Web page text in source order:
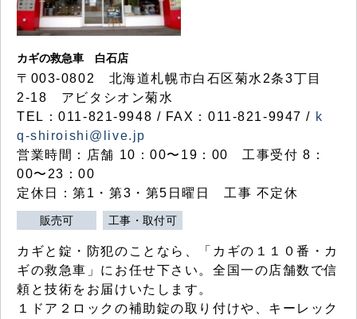
カギの救急車 白石店
〒003-0802 北海道札幌市白石区菊水2条3丁目
2-18 アビタシオン菊水
TEL：011-821-9948 / FAX：011-821-9947 / k
q-shiroishi@live.jp
営業時間：店舗 10：00〜19：00 工事受付 8：
00〜23：00
定休日：第1・第3・第5日曜日 工事 不定休
販売可 工事・取付可
カギと錠・防犯のことなら、「カギの１１０番・カ
ギの救急車」にお任せ下さい。全国一の店舗数で信
頼と技術をお届けいたします。
１ドア２ロックの補助錠の取り付けや、キーレック